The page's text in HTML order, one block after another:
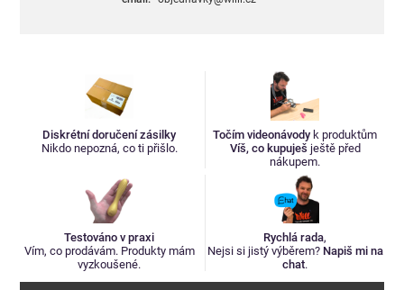
Diskrétní doručení zásilky
Nikdo nepozná, co ti přišlo.
Točím videonávody k produktům
Víš, co kupuješ ještě před
nákupem.
Testováno v praxi
Vím, co prodávám. Produkty mám
vyzkoušené.
Rychlá rada,
Nejsi si jistý výběrem? Napiš mi na
chat.